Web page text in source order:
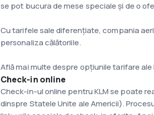
se pot bucura de mese speciale și de o
Cu tarifele sale diferențiate, compania
personaliza călătoriile.
Află mai multe despre opțiunile tarifare ale
Check-in online
Check-in-ul online pentru KLM se poate
dinspre Statele Unite ale Americii).